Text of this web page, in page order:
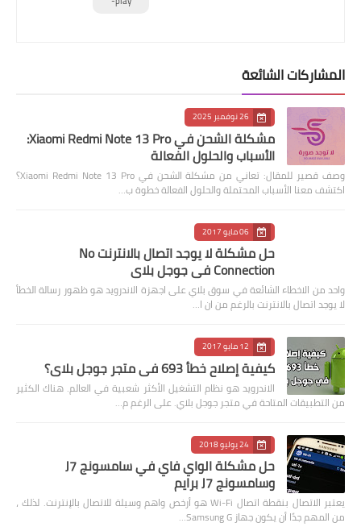
المشاركات الشائعة
26 نوفمبر 2025
مشكلة الشحن في Xiaomi Redmi Note 13 Pro:
الأسباب والحلول الفعالة
وصف قصير للمقال: تعاني من مشكلة الشحن في Xiaomi Redmi Note 13 Pro؟
اكتشف معنا الأسباب المحتملة والحلول الفعالة خطوة ب…
06 مايو 2017
حل مشكلة لا يوجد اتصال بالانترنت No
Connection في جوجل بلاي
واحد من الاخطاء الشائعة في سوق بلاي على اجهزة الاندرويد هو ظهور رسالة الخطأ
لا يوجد اتصال بالانترنت بالرغم من ان ا…
12 مايو 2017
كيفية إصلاح خطأ 693 في متجر جوجل بلاي؟
الاندرويد هو نظام التشغيل الأكثر شعبية في العالم. هناك الكثير
من التطبيقات المتاحة في متجر جوجل بلاي. على الرغم م…
24 يوليو 2018
حل مشكلة الواي فاي في سامسونج J7
وسامسونج J7 برايم
يعتبر الاتصال بنقطة اتصال Wi-Fi هو أرخص واهم وسيلة للاتصال بالإنترنت. لذلك ،
من المهم جدًا أن يكون جهاز Samsung G…